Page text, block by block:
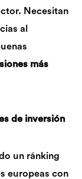
Necesitan
al
más
de inversión
un ránking
europeas con